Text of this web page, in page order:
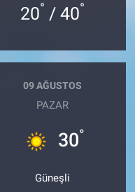
20° / 40°
09 AĞUSTOS
PAZAR
30°
Güneşli